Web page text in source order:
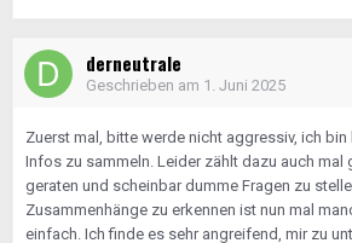
derneutrale
Geschrieben am 1. Juni 2025
Zuerst mal, bitte werde nicht aggressiv, ich bin
Infos zu sammeln. Leider zählt dazu auch mal
geraten und scheinbar dumme Fragen zu
Zusammenhänge zu erkennen ist nun mal
einfach. Ich finde es sehr angreifend, mir zu